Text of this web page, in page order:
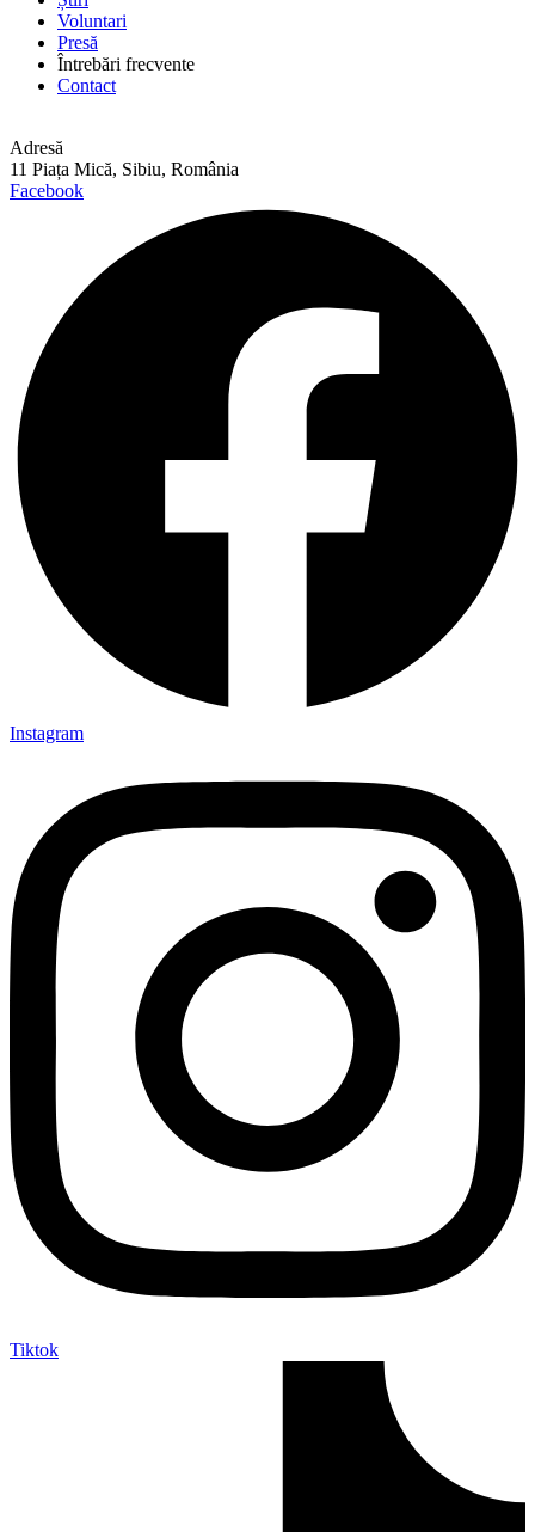
Voluntari
Presă
Întrebări frecvente
Contact
Adresă
11 Piața Mică, Sibiu, România
Facebook
Instagram
Tiktok